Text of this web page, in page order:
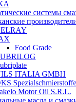
системы
Food Grade
ITALIA GMBH
Motor Oil S.R.L.
масла и